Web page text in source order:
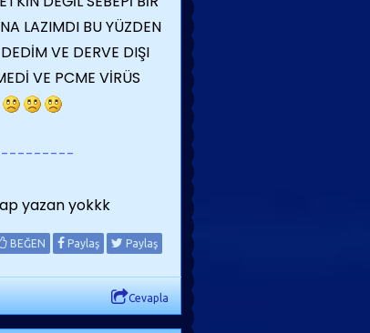
LAZIMDI BU YÜZDEN
VE DERVE DIŞI
VE PCME VİRÜS
----------
yazan yokkk
BEĞEN Paylaş Paylaş
Cevapla